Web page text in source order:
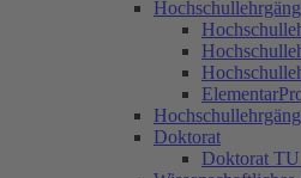
Doktorat
Doktorat